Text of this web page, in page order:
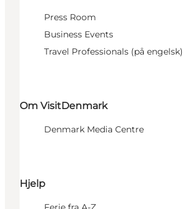
Press Room
Business Events
Travel Professionals (på engelsk)
Om VisitDenmark
Denmark Media Centre
Hjelp